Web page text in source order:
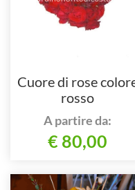
Cuore di rose
rosso
A partire da:
€ 80,00